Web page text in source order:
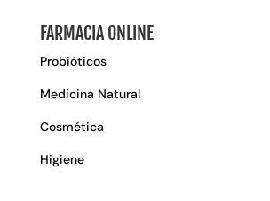
FARMACIA ONLINE
Probióticos
Medicina Natural
Cosmética
Higiene